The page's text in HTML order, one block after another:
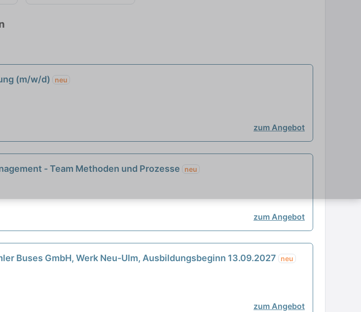
(m/w/d) neu
zum Angebot
- Team Methoden und Prozesse neu
zum Angebot
Buses GmbH, Werk Neu-Ulm, Ausbildungsbeginn 13.09.2027 neu
zum Angebot